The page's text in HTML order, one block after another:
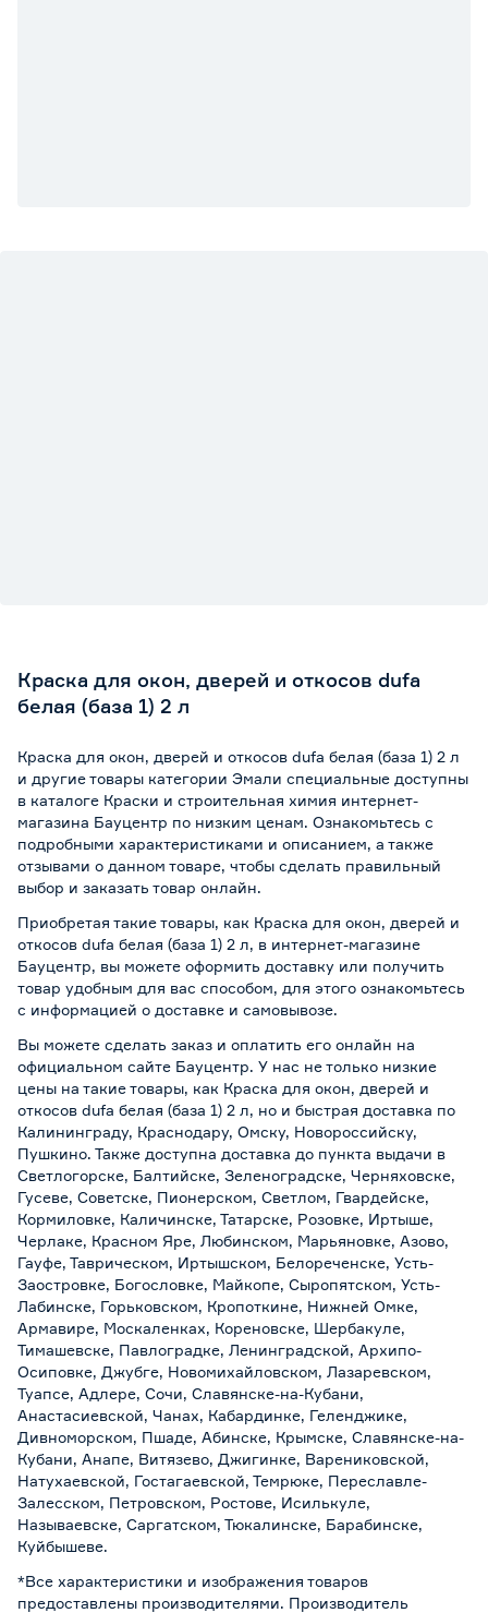
Краска для окон, дверей и откосов dufa
белая (база 1) 2 л
Краска для окон, дверей и откосов dufa белая (база 1) 2 л
и другие товары категории Эмали специальные доступны
в каталоге Краски и строительная химия интернет-
магазина Бауцентр по низким ценам. Ознакомьтесь с
подробными характеристиками и описанием, а также
отзывами о данном товаре, чтобы сделать правильный
выбор и заказать товар онлайн.
Приобретая такие товары, как Краска для окон, дверей и
откосов dufa белая (база 1) 2 л, в интернет-магазине
Бауцентр, вы можете оформить доставку или получить
товар удобным для вас способом, для этого ознакомьтесь
с информацией о доставке и самовывозе.
Вы можете сделать заказ и оплатить его онлайн на
официальном сайте Бауцентр. У нас не только низкие
цены на такие товары, как Краска для окон, дверей и
откосов dufa белая (база 1) 2 л, но и быстрая доставка по
Калининграду, Краснодару, Омску, Новороссийску,
Пушкино. Также доступна доставка до пункта выдачи в
Светлогорске, Балтийске, Зеленоградске, Черняховске,
Гусеве, Советске, Пионерском, Светлом, Гвардейске,
Кормиловке, Каличинске, Татарске, Розовке, Иртыше,
Черлаке, Красном Яре, Любинском, Марьяновке, Азово,
Гауфе, Таврическом, Иртышском, Белореченске, Усть-
Заостровке, Богословке, Майкопе, Сыропятском, Усть-
Лабинске, Горьковском, Кропоткине, Нижней Омке,
Армавире, Москаленках, Кореновске, Шербакуле,
Тимашевске, Павлоградке, Ленинградской, Архипо-
Осиповке, Джубге, Новомихайловском, Лазаревском,
Туапсе, Адлере, Сочи, Славянске-на-Кубани,
Анастасиевской, Чанах, Кабардинке, Геленджике,
Дивноморском, Пшаде, Абинске, Крымске, Славянске-на-
Кубани, Анапе, Витязево, Джигинке, Варениковской,
Натухаевской, Гостагаевской, Темрюке, Переславле-
Залесском, Петровском, Ростове, Исилькуле,
Называевске, Саргатском, Тюкалинске, Барабинске,
Куйбышеве.
*Все характеристики и изображения товаров
предоставлены производителями. Производитель